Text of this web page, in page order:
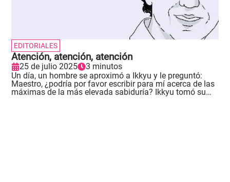
EDITORIALES
Atención, atención, atención
25 de julio 2025
3 minutos
Un día, un hombre se aproximó a Ikkyu y le preguntó:
Maestro, ¿podría por favor escribir para mí acerca de las
máximas de la más elevada sabiduría? Ikkyu tomó su